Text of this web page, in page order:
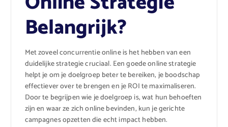
Belangrijk?
Met zoveel concurrentie online is het hebben van een
duidelijke strategie cruciaal. Een goede online strategie
helpt je om je doelgroep beter te bereiken, je boodschap
effectiever over te brengen en je ROI te maximaliseren.
Door te begrijpen wie je doelgroep is, wat hun behoeften
zijn en waar ze zich online bevinden, kun je gerichte
campagnes opzetten die echt impact hebben.